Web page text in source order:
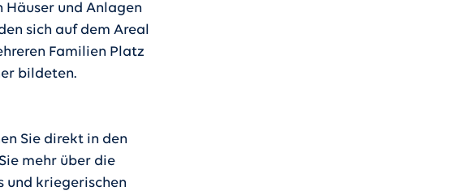
und Anlagen
sich auf dem Areal
Familien Platz
bildeten.
Sie direkt in den
mehr über die
und kriegerischen